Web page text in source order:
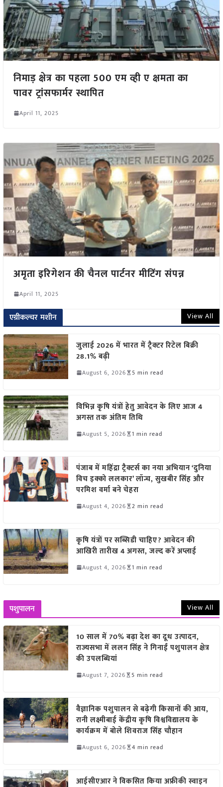
निमाड़ क्षेत्र का पहला 500 एम व्ही ए क्षमता का
पावर ट्रांसफार्मर स्थापित
April 11, 2025
अमृता इरिगेशन की चैनल पार्टनर मीटिंग संपन्न
April 11, 2025
एग्रीकल्चर मशीन View All
जुलाई 2026 में भारत में ट्रैक्टर रिटेल बिक्री
28.1% बढ़ी
August 6, 2026 5 min read
विभिन्न कृषि यंत्रों हेतु आवेदन के लिए आज 4
अगस्त तक अंतिम तिथि
August 5, 2026 1 min read
पंजाब में महिंद्रा ट्रैक्टर्स का नया अभियान ‘दुनिया
विच इक्को ललकार’ लॉन्च, सुखबीर सिंह और
परमिश वर्मा बने चेहरा
August 4, 2026 2 min read
कृषि यंत्रों पर सब्सिडी चाहिए? आवेदन की
आखिरी तारीख 4 अगस्त, जल्द करें अप्लाई
August 4, 2026 1 min read
पशुपालन View All
10 साल में 70% बढ़ा देश का दूध उत्पादन,
राज्यसभा में ललन सिंह ने गिनाईं पशुपालन क्षेत्र
की उपलब्धियां
August 7, 2026 5 min read
वैज्ञानिक पशुपालन से बढ़ेगी किसानों की आय,
रानी लक्ष्मीबाई केंद्रीय कृषि विश्वविद्यालय के
कार्यक्रम में बोले शिवराज सिंह चौहान
August 6, 2026 4 min read
आईसीएआर ने विकसित किया अफ्रीकी स्वाइन